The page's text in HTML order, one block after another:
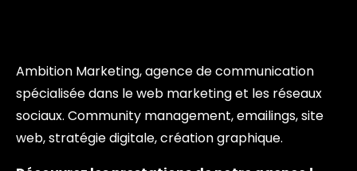
Ambition Marketing, agence de communication
spécialisée dans le web marketing et les réseaux
sociaux. Community management, emailings, site
web, stratégie digitale, création graphique.